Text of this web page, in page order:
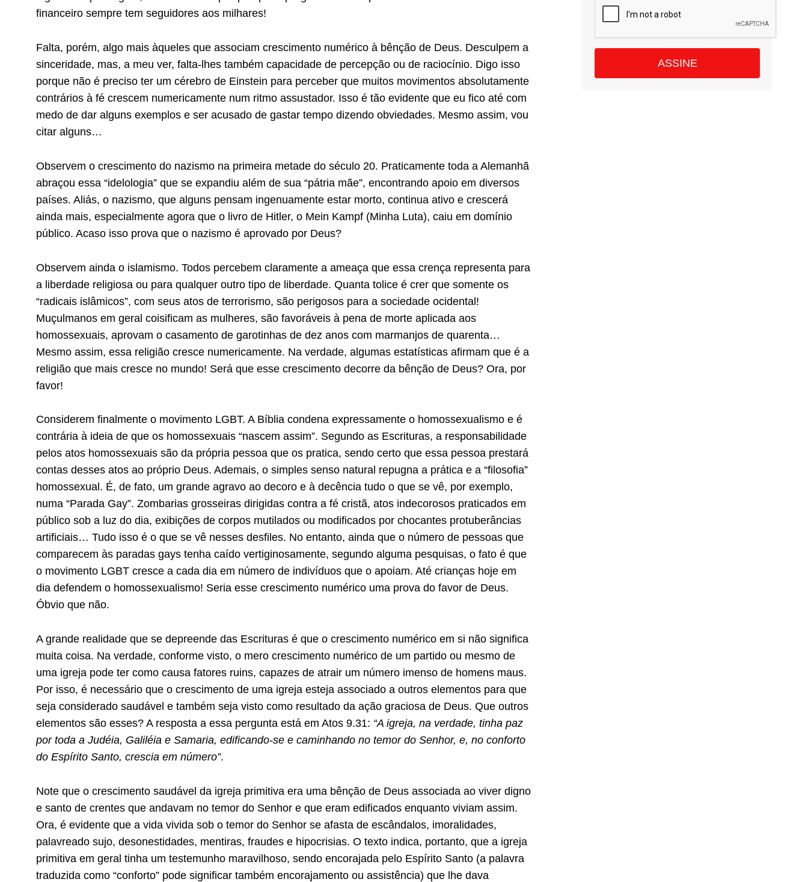
financeiro sempre tem seguidores aos milhares!
Falta, porém, algo mais àqueles que associam crescimento numérico à bênção de Deus. Desculpem a
sinceridade, mas, a meu ver, falta-lhes também capacidade de percepção ou de raciocínio. Digo isso
porque não é preciso ter um cérebro de Einstein para perceber que muitos movimentos absolutamente
contrários à fé crescem numericamente num ritmo assustador. Isso é tão evidente que eu fico até com
medo de dar alguns exemplos e ser acusado de gastar tempo dizendo obviedades. Mesmo assim, vou
citar alguns…
Observem o crescimento do nazismo na primeira metade do século 20. Praticamente toda a Alemanhã
abraçou essa “idelologia” que se expandiu além de sua “pátria mãe”, encontrando apoio em diversos
países. Aliás, o nazismo, que alguns pensam ingenuamente estar morto, continua ativo e crescerá
ainda mais, especialmente agora que o livro de Hitler, o Mein Kampf (Minha Luta), caiu em domínio
público. Acaso isso prova que o nazismo é aprovado por Deus?
Observem ainda o islamismo. Todos percebem claramente a ameaça que essa crença representa para
a liberdade religiosa ou para qualquer outro tipo de liberdade. Quanta tolice é crer que somente os
“radicais islâmicos”, com seus atos de terrorismo, são perigosos para a sociedade ocidental!
Muçulmanos em geral coisificam as mulheres, são favoráveis à pena de morte aplicada aos
homossexuais, aprovam o casamento de garotinhas de dez anos com marmanjos de quarenta…
Mesmo assim, essa religião cresce numericamente. Na verdade, algumas estatísticas afirmam que é a
religião que mais cresce no mundo! Será que esse crescimento decorre da bênção de Deus? Ora, por
favor!
Considerem finalmente o movimento LGBT. A Bíblia condena expressamente o homossexualismo e é
contrária à ideia de que os homossexuais “nascem assim”. Segundo as Escrituras, a responsabilidade
pelos atos homossexuais são da própria pessoa que os pratica, sendo certo que essa pessoa prestará
contas desses atos ao próprio Deus. Ademais, o simples senso natural repugna a prática e a “filosofia”
homossexual. É, de fato, um grande agravo ao decoro e à decência tudo o que se vê, por exemplo,
numa “Parada Gay”. Zombarias grosseiras dirigidas contra a fé cristã, atos indecorosos praticados em
público sob a luz do dia, exibições de corpos mutilados ou modificados por chocantes protuberâncias
artificiais… Tudo isso é o que se vê nesses desfiles. No entanto, ainda que o número de pessoas que
comparecem às paradas gays tenha caído vertiginosamente, segundo alguma pesquisas, o fato é que
o movimento LGBT cresce a cada dia em número de indivíduos que o apoiam. Até crianças hoje em
dia defendem o homossexualismo! Seria esse crescimento numérico uma prova do favor de Deus.
Óbvio que não.
A grande realidade que se depreende das Escrituras é que o crescimento numérico em si não significa
muita coisa. Na verdade, conforme visto, o mero crescimento numérico de um partido ou mesmo de
uma igreja pode ter como causa fatores ruins, capazes de atrair um número imenso de homens maus.
Por isso, é necessário que o crescimento de uma igreja esteja associado a outros elementos para que
seja considerado saudável e também seja visto como resultado da ação graciosa de Deus. Que outros
elementos são esses? A resposta a essa pergunta está em Atos 9.31: “A igreja, na verdade, tinha paz
por toda a Judéia, Galiléia e Samaria, edificando-se e caminhando no temor do Senhor, e, no conforto
do Espírito Santo, crescia em número”.
Note que o crescimento saudável da igreja primitiva era uma bênção de Deus associada ao viver digno
e santo de crentes que andavam no temor do Senhor e que eram edificados enquanto viviam assim.
Ora, é evidente que a vida vivida sob o temor do Senhor se afasta de escândalos, imoralidades,
palavreado sujo, desonestidades, mentiras, fraudes e hipocrisias. O texto indica, portanto, que a igreja
primitiva em geral tinha um testemunho maravilhoso, sendo encorajada pelo Espírito Santo (a palavra
traduzida como “conforto” pode significar também encorajamento ou assistência) que lhe dava
ASSINE